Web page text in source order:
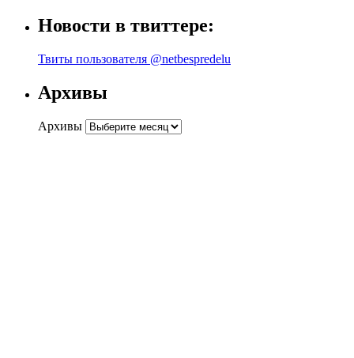
Новости в твиттере:
Твиты пользователя @netbespredelu
Архивы
Архивы